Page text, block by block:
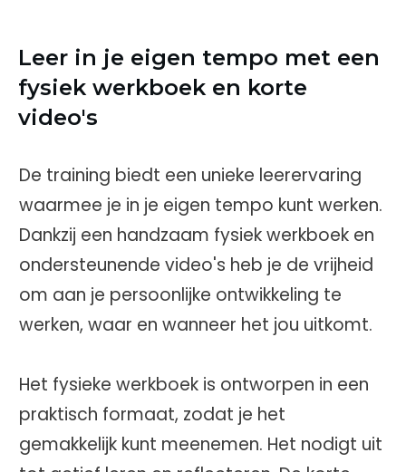
Leer in je eigen tempo met een
fysiek werkboek en korte
video's
De training biedt een unieke leerervaring
waarmee je in je eigen tempo kunt werken.
Dankzij een handzaam fysiek werkboek en
ondersteunende video's heb je de vrijheid
om aan je persoonlijke ontwikkeling te
werken, waar en wanneer het jou uitkomt.
Het fysieke werkboek is ontworpen in een
praktisch formaat, zodat je het
gemakkelijk kunt meenemen. Het nodigt uit